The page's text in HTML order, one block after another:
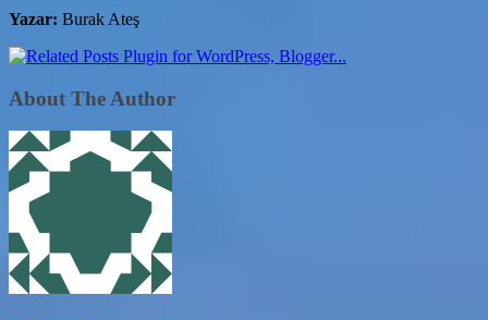
Yazar: Burak Ateş
About The Author